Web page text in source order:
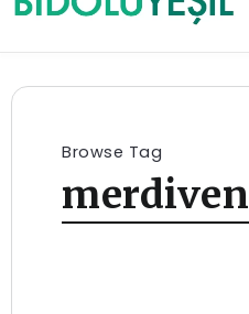
Browse Tag
merdiven